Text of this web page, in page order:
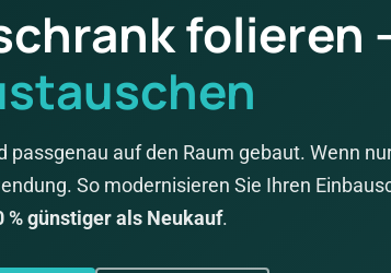
folieren
passgenau auf den Raum gebaut. Wenn
So modernisieren Sie Ihren
% günstiger als Neukauf.